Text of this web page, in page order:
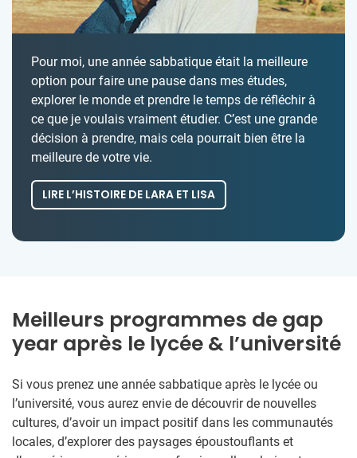
Pour moi, une année sabbatique était la meilleure
option pour faire une pause dans mes études,
explorer le monde et prendre le temps de réfléchir à
ce que je voulais vraiment étudier. C’est une grande
décision à prendre, mais cela pourrait bien être la
meilleure de votre vie.
LIRE L’HISTOIRE DE LARA ET LISA
Meilleurs programmes de gap
year après le lycée & l’université
Si vous prenez une année sabbatique après le lycée ou
l’université, vous aurez envie de découvrir de nouvelles
cultures, d’avoir un impact positif dans les communautés
locales, d’explorer des paysages époustouflants et